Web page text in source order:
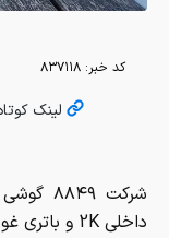
کد خبر: ۸۳۷۱۱۸
لینک
داخلی 2K و باتری غول‌پیکر معرفی کرد.